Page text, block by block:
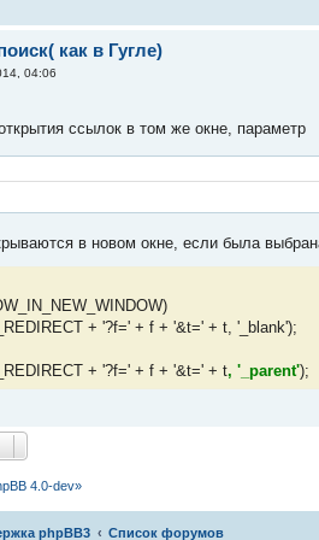
как в Гугле)
04:06
ссылок в том же окне, параметр
в новом окне, если была
+ '?f=' + f + '&t=' + t, '_blank');
+ '?f=' + f + '&t=' + t, '_parent');
4.0-dev»
phpBB3 Список форумов